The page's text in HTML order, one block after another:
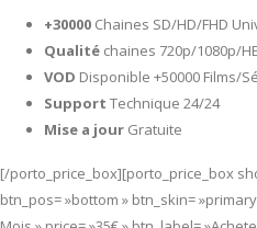
+30000 Chaines SD/HD/FHD
Qualité chaines 720p/1080p/
VOD Disponible +50000 Films/
Support Technique 24/24
Mise a jour Gratuite
[/porto_price_box][porto_price_box
btn_pos= »bottom » btn_skin= »primary